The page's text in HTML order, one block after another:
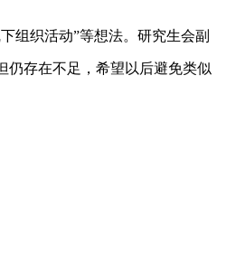
组织活动”等想法。研究生会副
仍存在不足，希望以后避免类似